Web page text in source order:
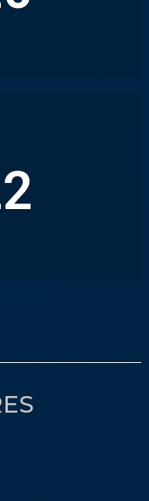
CE SECTEUR.
SIÈGE SOCIAL
mettre